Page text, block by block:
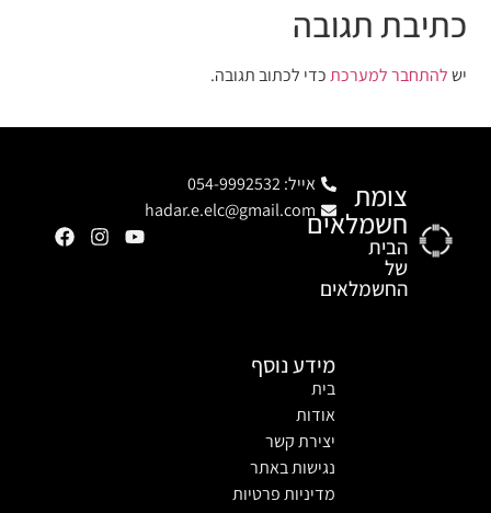
כתיבת תגובה
ישלהתחבר למערכתכדי לכתוב תגובה.
צומת
חשמלאים
הבית
של
החשמלאים
אייל: 054-9992532
hadar.e.elc@gmail.com
מידע נוסף
בית
אודות
יצירת קשר
נגישות באתר
מדיניות פרטיות